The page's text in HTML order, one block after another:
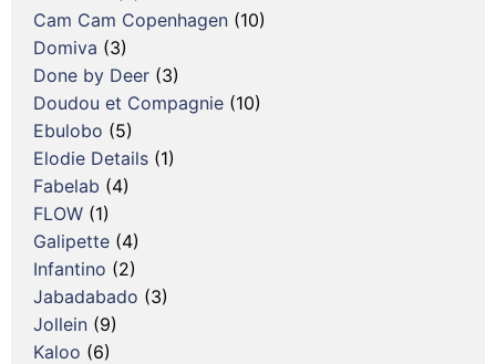
Cam Cam Copenhagen (10)
Domiva (3)
Done by Deer (3)
Doudou et Compagnie (10)
Ebulobo (5)
Elodie Details (1)
Fabelab (4)
FLOW (1)
Galipette (4)
Infantino (2)
Jabadabado (3)
Jollein (9)
Kaloo (6)